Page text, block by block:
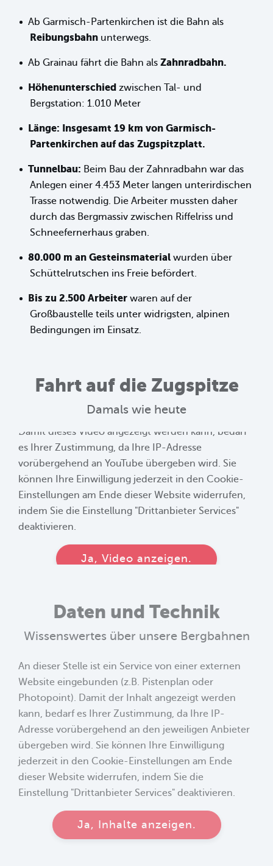
Ab Garmisch-Partenkirchen ist die Bahn als
Reibungsbahn unterwegs.
Ab Grainau fährt die Bahn als Zahnradbahn.
Höhenunterschied zwischen Tal- und
Bergstation: 1.010 Meter
Länge: Insgesamt 19 km von Garmisch-
Partenkirchen auf das Zugspitzplatt.
Tunnelbau: Beim Bau der Zahnradbahn war das
Anlegen einer 4.453 Meter langen unterirdischen
Trasse notwendig. Die Arbeiter mussten daher
durch das Bergmassiv zwischen Riffelriss und
Schneefernerhaus graben.
80.000 m an Gesteinsmaterialwurden über
Schüttelrutschen ins Freie befördert.
Bis zu 2.500 Arbeiterwaren auf der
Großbaustelle teils unter widrigsten, alpinen
Bedingungen im Einsatz.
Fahrt auf die Zugspitze
Damals wie heute
Damit dieses Video angezeigt werden kann, bedarf
es Ihrer Zustimmung, da Ihre IP-Adresse
vorübergehend an YouTube übergeben wird. Sie
können Ihre Einwilligung jederzeit in den Cookie-
Einstellungen am Ende dieser Website widerrufen,
indem Sie die Einstellung "Drittanbieter Services"
deaktivieren.
Ja, Video anzeigen.
Daten und Technik
Wissenswertes über unsere Bergbahnen
An dieser Stelle ist ein Service von einer externen
Website eingebunden (z.B. Pistenplan oder
Photopoint). Damit der Inhalt angezeigt werden
kann, bedarf es Ihrer Zustimmung, da Ihre IP-
Adresse vorübergehend an den jeweiligen Anbieter
übergeben wird. Sie können Ihre Einwilligung
jederzeit in den Cookie-Einstellungen am Ende
dieser Website widerrufen, indem Sie die
Einstellung "Drittanbieter Services" deaktivieren.
Ja, Inhalte anzeigen.